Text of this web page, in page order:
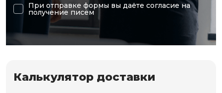
При отправке формы вы даёте согласие на
получение писем
Калькулятор доставки